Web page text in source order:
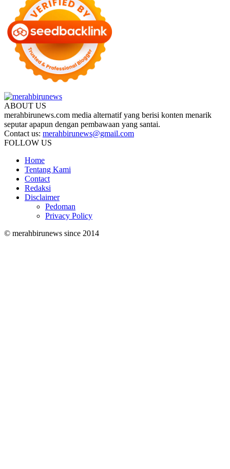
ABOUT US
merahbirunews.com media alternatif yang berisi konten menarik
seputar apapun dengan pembawaan yang santai.
Contact us: merahbirunews@gmail.com
FOLLOW US
Home
Tentang Kami
Contact
Redaksi
Disclaimer
Pedoman
Privacy Policy
© merahbirunews since 2014